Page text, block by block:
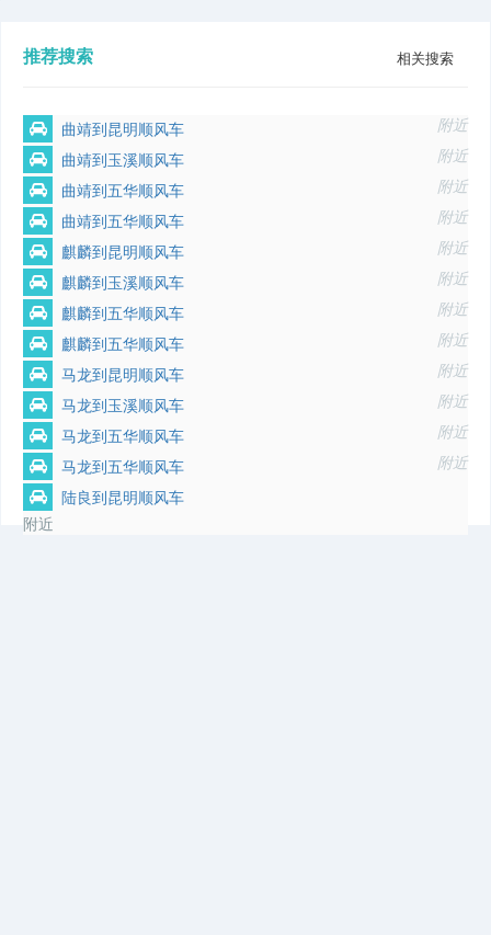
推荐搜索 相关搜索
曲靖到昆明顺风车 附近
曲靖到玉溪顺风车 附近
曲靖到五华顺风车 附近
曲靖到五华顺风车 附近
麒麟到昆明顺风车 附近
麒麟到玉溪顺风车 附近
麒麟到五华顺风车 附近
麒麟到五华顺风车 附近
马龙到昆明顺风车 附近
马龙到玉溪顺风车 附近
马龙到五华顺风车 附近
马龙到五华顺风车 附近
陆良到昆明顺风车
附近